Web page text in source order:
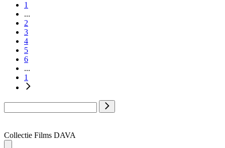
1
...
2
3
4
5
6
...
1
Collectie Films DAVA